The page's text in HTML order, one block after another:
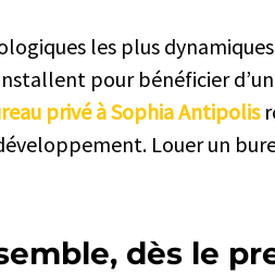
les plus
pour bénéficier
privé à Sophia Antipolis
Louer un
dès le